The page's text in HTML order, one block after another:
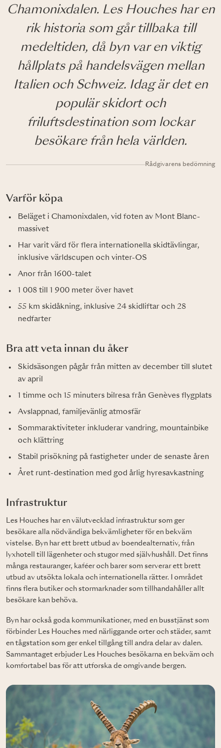
Chamonixdalen. Les Houches har en
rik historia som går tillbaka till
medeltiden, då byn var en viktig
hållplats på handelsvägen mellan
Italien och Schweiz. Idag är det en
populär skidort och
friluftsdestination som lockar
besökare från hela världen.
Rådgivarens bedömning
Varför köpa
Beläget i Chamonixdalen, vid foten av Mont Blanc-
massivet
Har varit värd för flera internationella skidtävlingar,
inklusive världscupen och vinter-OS
Anor från 1600-talet
1 008 till 1 900 meter över havet
55 km skidåkning, inklusive 24 skidliftar och 28
nedfarter
Bra att veta innan du åker
Skidsäsongen pågår från mitten av december till slutet
av april
1 timme och 15 minuters bilresa från Genèves flygplats
Avslappnad, familjevänlig atmosfär
Sommaraktiviteter inkluderar vandring, mountainbike
och klättring
Stabil prisökning på fastigheter under de senaste åren
Året runt-destination med god årlig hyresavkastning
Infrastruktur
Les Houches har en välutvecklad infrastruktur som ger
besökare alla nödvändiga bekvämligheter för en bekväm
vistelse. Byn har ett brett utbud av boendealternativ, från
lyxhotell till lägenheter och stugor med självhushåll. Det finns
många restauranger, kaféer och barer som serverar ett brett
utbud av utsökta lokala och internationella rätter. I området
finns flera butiker och stormarknader som tillhandahåller allt
besökare kan behöva.
Byn har också goda kommunikationer, med en busstjänst som
förbinder Les Houches med närliggande orter och städer, samt
en tågstation som ger enkel tillgång till andra delar av dalen.
Sammantaget erbjuder Les Houches besökarna en bekväm och
komfortabel bas för att utforska de omgivande bergen.